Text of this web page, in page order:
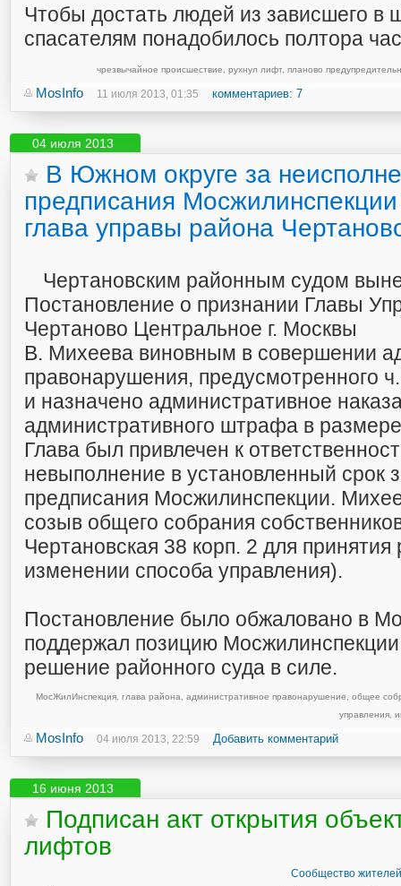
Чтобы достать людей из зависшего в
спасателям понадобилось полтора
чрезвычайное происшествие рухнул лифт, планово
MosInfo 11 июля 2013, 01:35 комментариев: 7
04 июля 2013
В Южном округе за
предписания
глава управы района
Чертановским районным судом
Постановление о признании Главы
Чертаново Центральное г. Москвы
В. Михеева виновным в совершении
правонарушения, предусмотренного
и назначено административное
административного штрафа в
Глава был привлечен к
невыполнение в установленный срок
предписания Мосжилинспекции.
созыв общего собрания
Чертановская 38 корп. 2 для
изменении способа управления).
Постановление было обжаловано в
поддержал позицию
решение районного суда в силе.
МосЖилИнспекция, глава района административное правонарушение
общее
управления,
MosInfo 04 июля 2013, 22:59 Добавить комментарий
16 июня 2013
Подписан акт открытия
лифтов
Сообщество